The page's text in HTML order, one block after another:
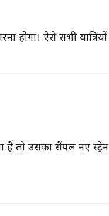
होगा। ऐसे सभी
है तो उसका सैंपल नए